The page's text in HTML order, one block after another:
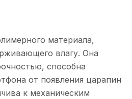
материала,
влагу. Она
способна
от появления царапин
к механическим